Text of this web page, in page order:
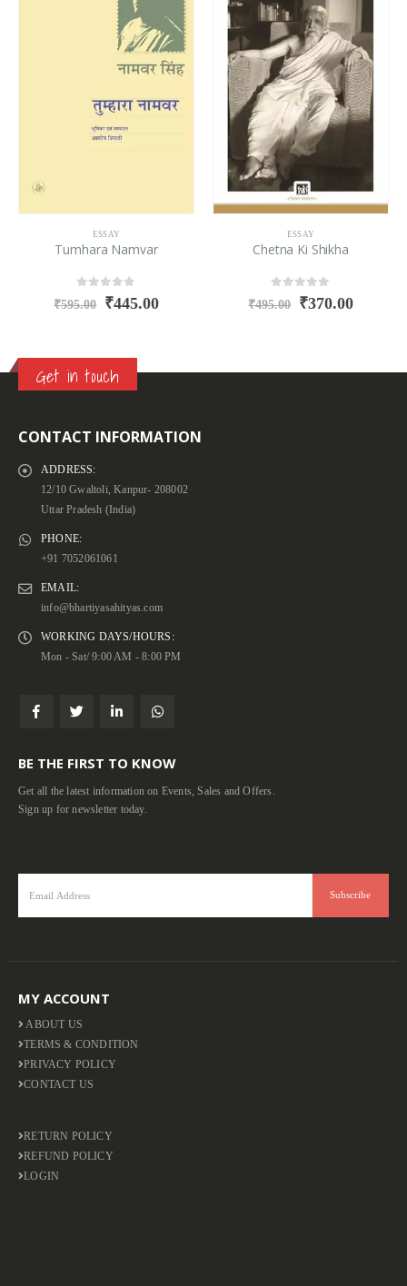
ESSAY
Tumhara Namvar
out of 5
₹595.00 ₹445.00
ESSAY
Chetna Ki Shikha
out of 5
₹495.00 ₹370.00
Get in touch
CONTACT INFORMATION
ADDRESS:
12/10 Gwaltoli, Kanpur- 208002
Uttar Pradesh (India)
PHONE:
+91 7052061061
EMAIL:
info@bhartiyasahityas.com
WORKING DAYS/HOURS:
Mon - Sat/ 9:00 AM - 8:00 PM
BE THE FIRST TO KNOW
Get all the latest information on Events, Sales and Offers.
Sign up for newsletter today.
MY ACCOUNT
ABOUT US
TERMS & CONDITION
PRIVACY POLICY
CONTACT US
RETURN POLICY
REFUND POLICY
LOGIN